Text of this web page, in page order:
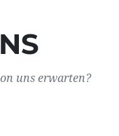
uns erwarten?